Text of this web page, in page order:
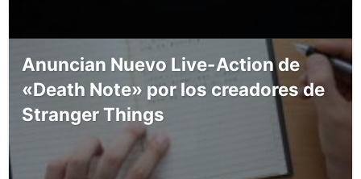
Anuncian Nuevo Live-Action de
«Death Note» por los creadores de
Stranger Things